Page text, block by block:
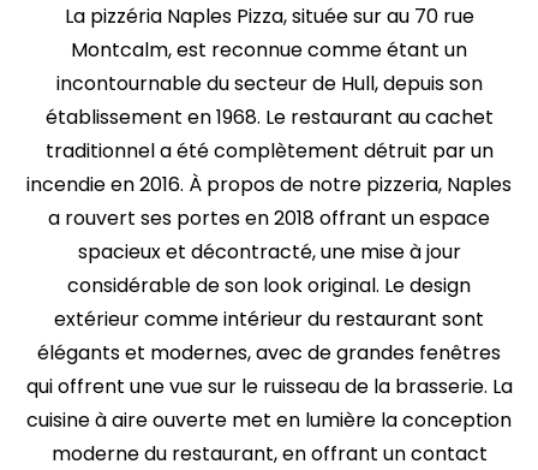
La pizzéria Naples Pizza, située sur au 70 rue
Montcalm, est reconnue comme étant un
incontournable du secteur de Hull, depuis son
établissement en 1968. Le restaurant au cachet
traditionnel a été complètement détruit par un
incendie en 2016. À propos de notre pizzeria, Naples
a rouvert ses portes en 2018 offrant un espace
spacieux et décontracté, une mise à jour
considérable de son look original. Le design
extérieur comme intérieur du restaurant sont
élégants et modernes, avec de grandes fenêtres
qui offrent une vue sur le ruisseau de la brasserie. La
cuisine à aire ouverte met en lumière la conception
moderne du restaurant, en offrant un contact